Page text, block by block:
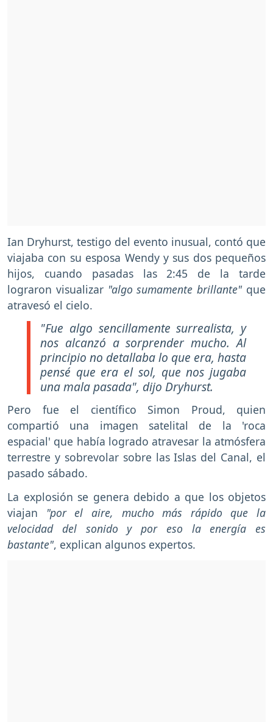
Ian Dryhurst, testigo del evento inusual, contó que
viajaba con su esposa Wendy y sus dos pequeños
hijos, cuando pasadas las 2:45 de la tarde
lograron visualizar "algo sumamente brillante" que
atravesó el cielo.
"Fue algo sencillamente surrealista, y
nos alcanzó a sorprender mucho. Al
principio no detallaba lo que era, hasta
pensé que era el sol, que nos jugaba
una mala pasada", dijo Dryhurst.
Pero fue el científico Simon Proud, quien
compartió una imagen satelital de la 'roca
espacial' que había logrado atravesar la atmósfera
terrestre y sobrevolar sobre las Islas del Canal, el
pasado sábado.
La explosión se genera debido a que los objetos
viajan "por el aire, mucho más rápido que la
velocidad del sonido y por eso la energía es
bastante", explican algunos expertos.